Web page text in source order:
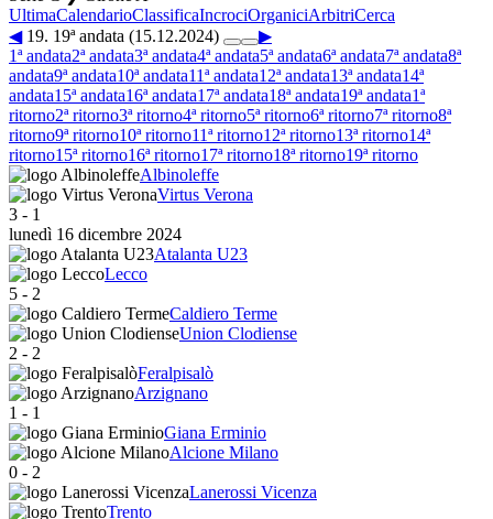
UltimaCalendarioClassificaIncrociOrganiciArbitriCerca
◀19. 19ª andata (15.12.2024)
▶
1ª andata2ª andata3ª andata4ª andata5ª andata6ª andata7ª andata8ª
andata9ª andata10ª andata11ª andata12ª andata13ª andata14ª
andata15ª andata16ª andata17ª andata18ª andata19ª andata1ª
ritorno2ª ritorno3ª ritorno4ª ritorno5ª ritorno6ª ritorno7ª ritorno8ª
ritorno9ª ritorno10ª ritorno11ª ritorno12ª ritorno13ª ritorno14ª
ritorno15ª ritorno16ª ritorno17ª ritorno18ª ritorno19ª ritorno
Albinoleffe
Virtus Verona
3 - 1
lunedì 16 dicembre 2024
Atalanta U23
Lecco
5 - 2
Caldiero Terme
Union Clodiense
2 - 2
Feralpisalò
Arzignano
1 - 1
Giana Erminio
Alcione Milano
0 - 2
Lanerossi Vicenza
Trento